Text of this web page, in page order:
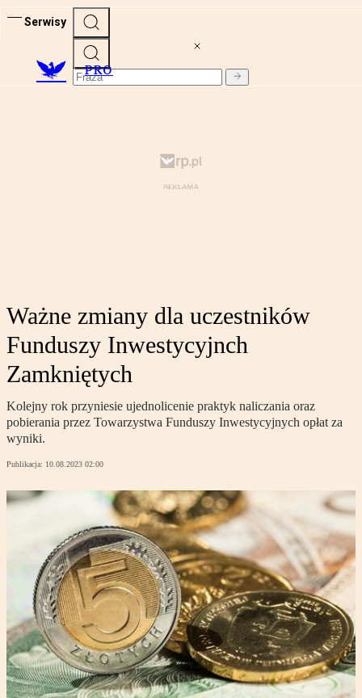
Serwisy
PRO
Ważne zmiany dla uczestników
Funduszy Inwestycyjnch
Zamkniętych
Kolejny rok przyniesie ujednolicenie praktyk naliczania oraz
pobierania przez Towarzystwa Funduszy Inwestycyjnych opłat za
wyniki.
Publikacja: 10.08.2023 02:00